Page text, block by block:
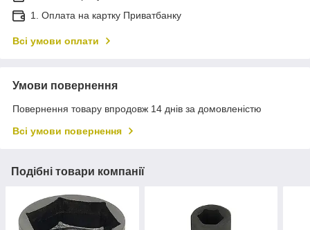
1. Оплата на картку Приватбанку
Всі умови оплати
Умови повернення
Повернення товару впродовж 14 днів за домовленістю
Всі умови повернення
Подібні товари компанії